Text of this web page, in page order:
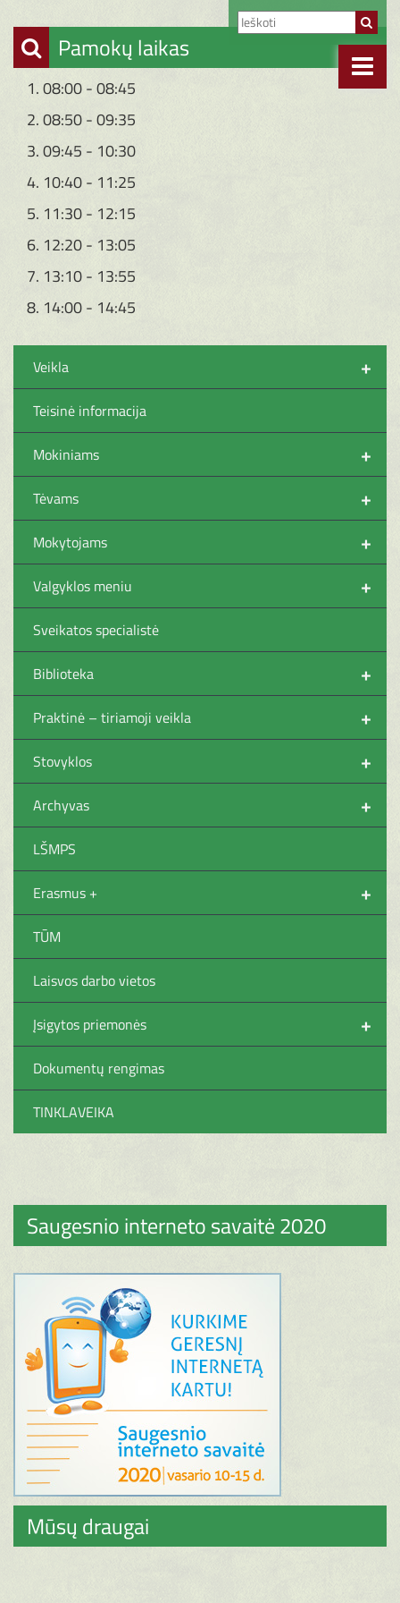
Pamokų laikas
1. 08:00 - 08:45
2. 08:50 - 09:35
3. 09:45 - 10:30
4. 10:40 - 11:25
5. 11:30 - 12:15
6. 12:20 - 13:05
7. 13:10 - 13:55
8. 14:00 - 14:45
+
Veikla
Teisinė informacija
+
Mokiniams
+
Tėvams
+
Mokytojams
+
Valgyklos meniu
Sveikatos specialistė
+
Biblioteka
+
Praktinė – tiriamoji veikla
+
Stovyklos
+
Archyvas
LŠMPS
+
Erasmus +
TŪM
Laisvos darbo vietos
+
Įsigytos priemonės
Dokumentų rengimas
TINKLAVEIKA
Saugesnio interneto savaitė 2020
Mūsų draugai